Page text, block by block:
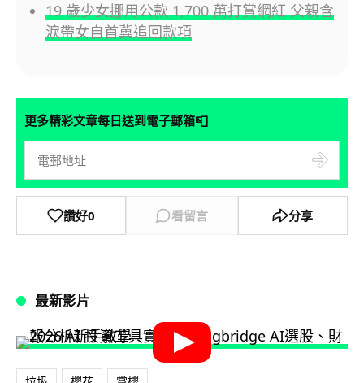
19 歲少女挪用公款 1,700 萬打賞網紅 父親含
淚帶女自首冀追回款項
更多精彩文章每日送到電子郵箱📮
讚好0 看留言 分享
最新影片